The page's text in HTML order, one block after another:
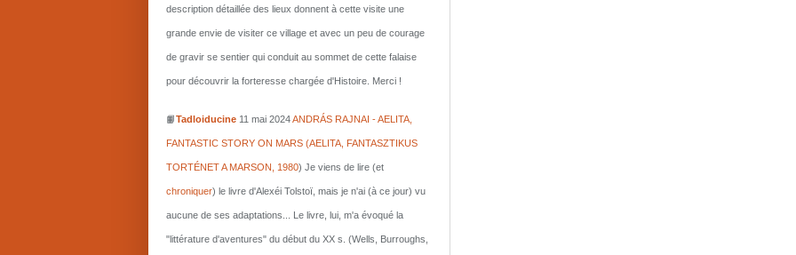
description détaillée des lieux donnent à cette visite une
grande envie de visiter ce village et avec un peu de courage
de gravir se sentier qui conduit au sommet de cette falaise
pour découvrir la forteresse chargée d'Histoire. Merci !
📙Tadloiducine 11 mai 2024ANDRÁS RAJNAI - AELITA,
FANTASTIC STORY ON MARS (AELITA, FANTASZTIKUS
TORTÉNET A MARSON, 1980) Je viens de lire (et
chroniquer) le livre d'Alexéi Tolstoï, mais je n'ai (à ce jour) vu
aucune de ses adaptations... Le livre, lui, m'a évoqué la
"littérature d'aventures" du début du XX s. (Wells, Burroughs,